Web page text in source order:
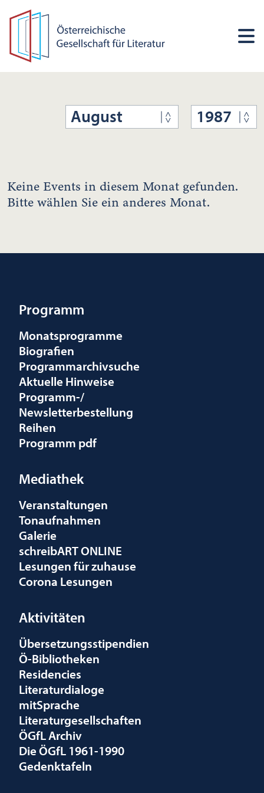
August 1987
Keine Events in diesem Monat gefunden.
Bitte wählen Sie ein anderes Monat.
Programm
Monatsprogramme
Biografien
Programmarchivsuche
Aktuelle Hinweise
Programm-/
Newsletterbestellung
Reihen
Programm pdf
Mediathek
Veranstaltungen
Tonaufnahmen
Galerie
schreibART ONLINE
Lesungen für zuhause
Corona Lesungen
Aktivitäten
Übersetzungsstipendien
Ö-Bibliotheken
Residencies
Literaturdialoge
mitSprache
Literaturgesellschaften
ÖGfL Archiv
Die ÖGfL 1961-1990
Gedenktafeln